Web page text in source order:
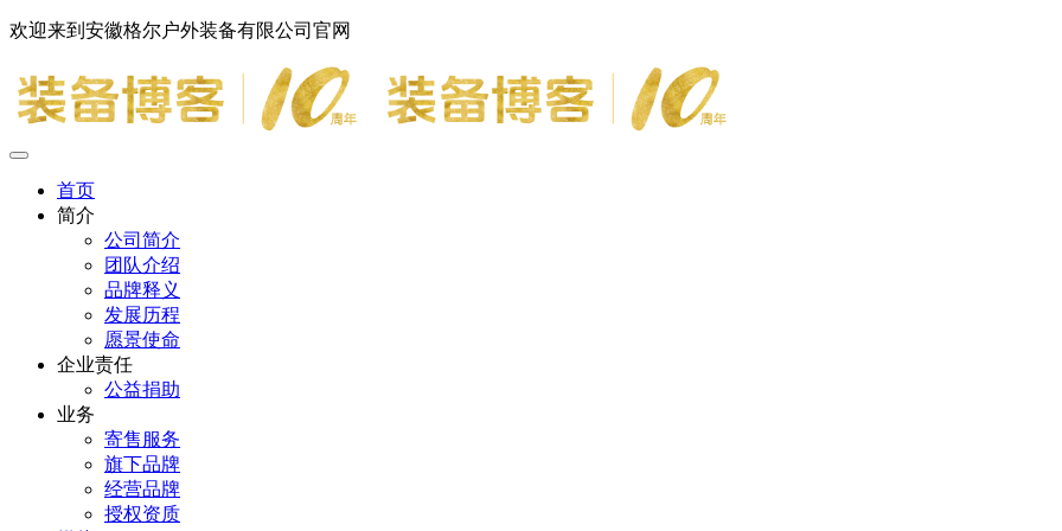
欢迎来到安徽格尔户外装备有限公司官网
首页
简介
公司简介
团队介绍
品牌释义
发展历程
愿景使命
企业责任
公益捐助
业务
寄售服务
旗下品牌
经营品牌
授权资质